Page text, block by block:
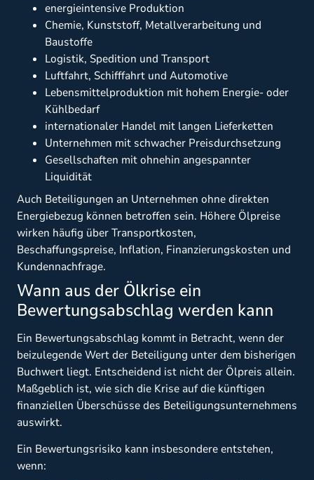
energieintensive Produktion
Chemie, Kunststoff, Metallverarbeitung und
Baustoffe
Logistik, Spedition und Transport
Luftfahrt, Schifffahrt und Automotive
Lebensmittelproduktion mit hohem Energie- oder
Kühlbedarf
internationaler Handel mit langen Lieferketten
Unternehmen mit schwacher Preisdurchsetzung
Gesellschaften mit ohnehin angespannter
Liquidität
Auch Beteiligungen an Unternehmen ohne direkten
Energiebezug können betroffen sein. Höhere Ölpreise
wirken häufig über Transportkosten,
Beschaffungspreise, Inflation, Finanzierungskosten und
Kundennachfrage.
Wann aus der Ölkrise ein
Bewertungsabschlag werden kann
Ein Bewertungsabschlag kommt in Betracht, wenn der
beizulegende Wert der Beteiligung unter dem bisherigen
Buchwert liegt. Entscheidend ist nicht der Ölpreis allein.
Maßgeblich ist, wie sich die Krise auf die künftigen
finanziellen Überschüsse des Beteiligungsunternehmens
auswirkt.
Ein Bewertungsrisiko kann insbesondere entstehen,
wenn: